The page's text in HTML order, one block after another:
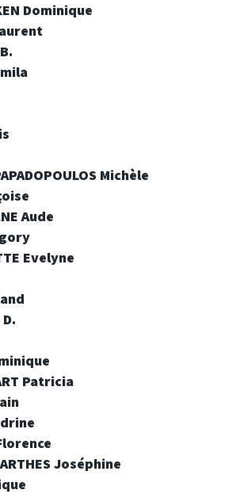
Dominique
Michèle
Aude
Evelyne
Patricia
Joséphine